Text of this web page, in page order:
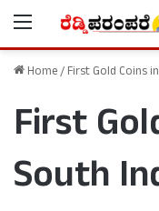
Menu
Home/First Gold Coins
First
South